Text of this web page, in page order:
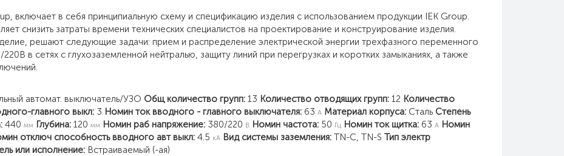
в себя принципиальную схему и спецификацию изделия с использованием продукции IEK Group.
снизить затраты времени технических специалистов на проектирование и конструирование изделия.
решают следующие задачи: прием и распределение электрической энергии трехфазного переменного
в сетях с глухозаземленной нейтралью, защиту линий при перегрузках и коротких замыканиях, а также
автомат. выключатель/УЗО Общ количество групп: 13 Количество отводящих групп: 12 Количество
главного выкл: 3 Номин ток вводного - главного выключателя: 63 А Материал корпуса: Сталь Степень
440 мм Глубина: 120 мм Номин раб напряжение: 380/220 В Номин частота: 50 Гц Номин ток щитка: 63 А Номин
отключ способность вводного авт выкл: 4.5 кА Вид системы заземления: TN-C, TN-S Тип электр
или исполнение: Встраиваемый (-ая)